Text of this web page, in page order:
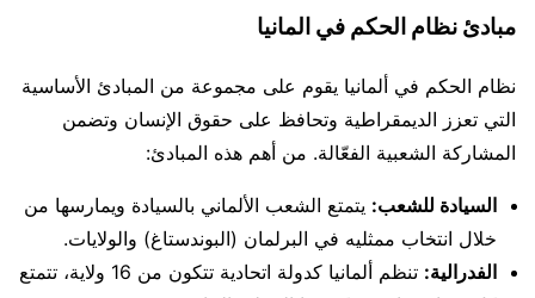
مبادئ نظام الحكم في المانيا
نظام الحكم في ألمانيا يقوم على مجموعة من المبادئ الأساسية
التي تعزز الديمقراطية وتحافظ على حقوق الإنسان وتضمن
المشاركة الشعبية الفعّالة. من أهم هذه المبادئ:
السيادة للشعب: يتمتع الشعب الألماني بالسيادة ويمارسها من
خلال انتخاب ممثليه في البرلمان (البوندستاغ) والولايات.
الفدرالية:
تنظم ألمانيا كدولة اتحادية تتكون من 16 ولاية، تتمتع